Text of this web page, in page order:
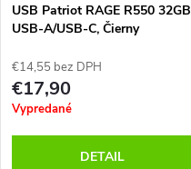
USB Patriot RAGE R550 32GB
USB-A/USB-C, Čierny
€14,55 bez DPH
€17,90
Vypredané
DETAIL